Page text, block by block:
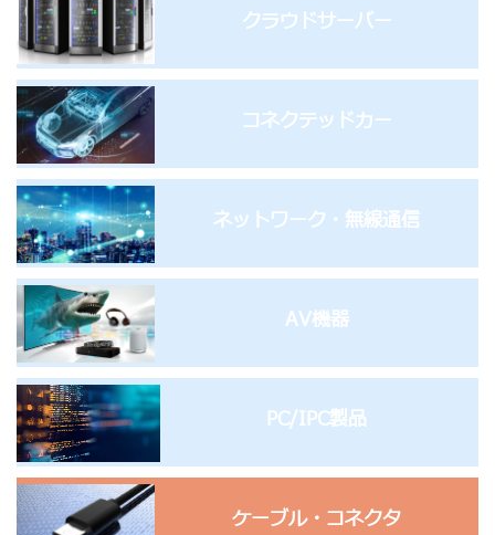
クラウドサーバー
コネクテッドカー
ネットワーク・無線通信
AV機器
PC/IPC製品
ケーブル・コネクタ